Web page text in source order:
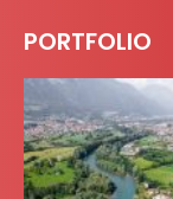
PORTFOLIO